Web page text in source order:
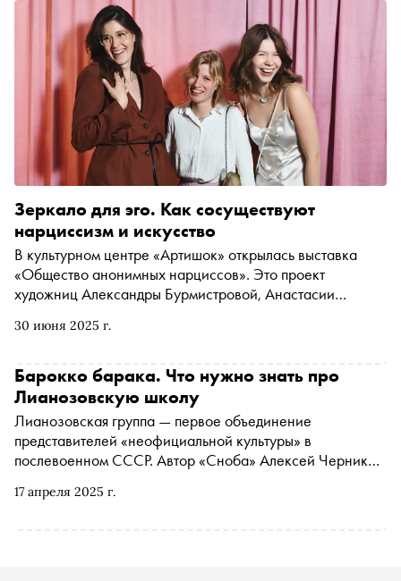
придумал «поэзию после стихов», и можно ли вообще
писать стихи после концептуалистских опытов и
Освенцима
30 июня 2025 г.
Зеркало для эго. Как сосуществуют
нарциссизм и искусство
В культурном центре «Артишок» открылась выставка
«Общество анонимных нарциссов». Это проект
художниц Александры Бурмистровой, Анастасии
«Снобу» о том, из-за чего сегодня стало модным
часть, а не бороться с ней, как сохранять себя в эпоху
непрерывного потребления «красивых» образов и
помогает ли искусство преодолевать темные проявления
нарциссизма
17 апреля 2025 г.
Барокко барака. Что нужно знать про
Лианозовскую школу
Лианозовская группа — первое объединение
представителей «неофициальной культуры» в
послевоенном СССР. Автор «Сноба» Алексей Черников
оттепель» в Центре Вознесенского, побеседовали о том,